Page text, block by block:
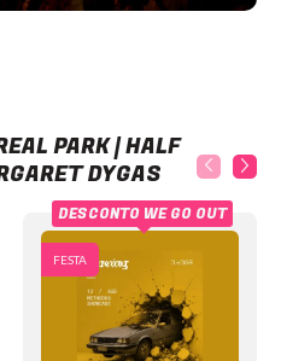
PARK | HALF
DYGAS
FESTA
DESCONTO WE GO OUT